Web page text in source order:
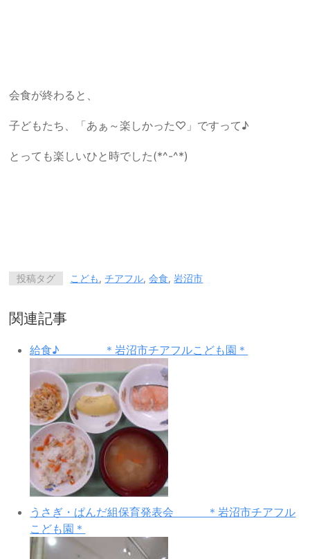
会食が終わると、
子どもたち、「あぁ～楽しかった♡」ですって♪
とっても楽しいひと時でした(*^-^*)
投稿タグ こども,チアフル,会食,岩沼市
関連記事
給食♪ ＊岩沼市チアフルこども園＊
うさぎ・ぱんだ組保育発表会 ＊岩沼市チアフル
こども園＊